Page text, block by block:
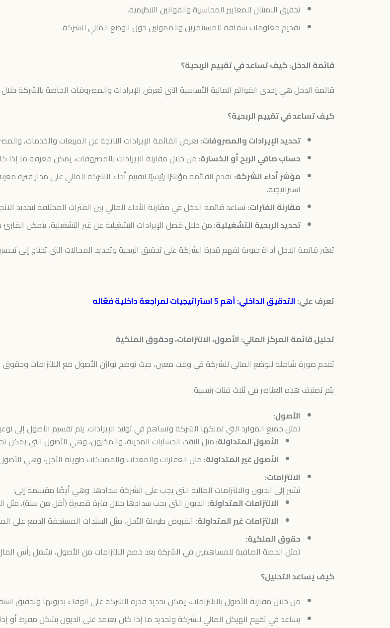
تحقيق الامتثال للمعايير المحاسبية والقوانين التنظيمية.
تقديم معلومات شفافة للمستثمرين والممولين حول الوضع المالي للشركة.
قائمة الدخل: كيف تساعد في تقييم الربحية؟
قائمة الدخل هي إحدى القوائم المالية الأساسية التي تعرض الإيرادات والمصروفات الخاصة بالشركة
كيف تساعد في تقييم الربحية؟
تحديد الإيرادات والمصروفات:تعرض القائمة الإيرادات الناتجة عن المبيعات والخدمات،
حساب صافي الربح أو الخسارة:من خلال مقارنة الإيرادات بالمصروفات، يمكن معرفة ما إذا
مؤشر أداء الشركة: تقدم القائمة مؤشرًا رئيسيًا لتقييم أداء الشركة المالي على مدار فترة
استراتيجية.
مقارنة الفترات:تساعد قائمة الدخل في مقارنة الأداء المالي بين الفترات المختلفة لتحديد
تحديد الربحية التشغيلية:من خلال فصل الإيرادات التشغيلية عن غير التشغيلية، يتمكن
تعتبر قائمة الدخل أداة حيوية لفهم قدرة الشركة على تحقيق الربحية وتحديد المجالات التي تحتاج إلى
تعرف علي:التدقيق الداخلي: أهم 5 استراتيجيات لمراجعة داخلية فعّاله
تحليل قائمة المركز المالي: الأصول، الالتزامات، وحقوق الملكية
تقدم صورة شاملة للوضع المالي للشركة في وقت معين، حيث توضح توازن الأصول مع الالتزامات وحقوق
يتم تصنيف هذه العناصر في ثلاث فئات رئيسية:
الأصول:
تمثل جميع الموارد التي تملكها الشركة وتساهم في توليد الإيرادات. يتم تقسيم الأصول إلى
الأصول المتداولة:مثل النقد، الحسابات المدينة، والمخزون، وهي الأصول التي
الأصول غير المتداولة: مثل العقارات والمعدات والممتلكات طويلة الأجل، وهي
الالتزامات:
تشير إلى الديون والالتزامات المالية التي يجب على الشركة سدادها. وهي أيضًا مقسمة إلى:
الالتزامات المتداولة: الديون التي يجب سدادها خلال فترة قصيرة (أقل من سنة)، مثل
الالتزامات غير المتداولة: القروض طويلة الأجل، مثل السندات المستحقة الدفع على
حقوق الملكية:
تمثل الحصة الصافية للمساهمين في الشركة بعد خصم الالتزامات من الأصول، تشمل رأس
كيف يساعد التحليل؟
من خلال مقارنة الأصول بالالتزامات، يمكن تحديد قدرة الشركة على الوفاء بديونها وتحقيق
يساعد في تقييم الهيكل المالي للشركة وتحديد ما إذا كان يعتمد على الديون بشكل مفرط أو